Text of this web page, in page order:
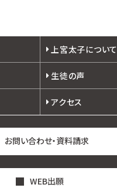
上宮太子について
生徒の声
アクセス
お問い合わせ・資料請求
WEB出願